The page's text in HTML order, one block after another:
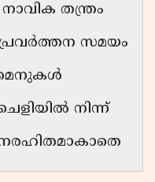
തന്ത്രം
സമയം
മൈനുകൾ
നിന്ന്